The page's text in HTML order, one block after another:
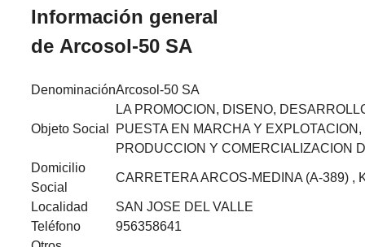
Información general
de Arcosol-50 SA
DenominaciónArcosol-50 SA
Objeto Social
LA PROMOCION, DISENO,
PUESTA EN MARCHA Y
PRODUCCION Y COMERCIALIZACION
Domicilio
Social
CARRETERA ARCOS-MEDINA (A-389) ,
Localidad
SAN JOSE DEL VALLE
Teléfono
956358641